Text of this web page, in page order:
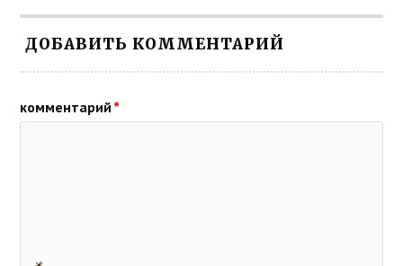
ДОБАВИТЬ КОММЕНТАРИЙ
комментарий *